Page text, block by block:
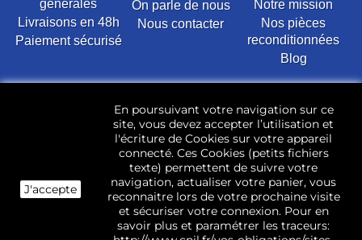
générales
Livraisons en 48h
Paiement sécurisé
On parle de nous
Nous contacter
Notre mission
Nos pièces
reconditionnées
Blog
d’occasion pour toutes marques et modèles. Plus de
22 400 références (Lave-linge, Sèche-linge, Lave-
vaisselle, Micro-ondes, Fours, Cuisinières, Plaques de
cuisson, Réfrigérateurs, Congélateurs, aspirateurs,
Télévisions, LCD, Plasma, Téléviseur.)
Les pièces d’occasion sont révisées, testées pas nos
techniciens et mises en stock dans notre dépôt.
J'accepte
En poursuivant votre navigation sur ce
site, vous devez accepter l’utilisation et
l'écriture de Cookies sur votre appareil
connecté. Ces Cookies (petits fichiers
texte) permettent de suivre votre
navigation, actualiser votre panier, vous
reconnaitre lors de votre prochaine visite
et sécuriser votre connexion. Pour en
savoir plus et paramétrer les traceurs: